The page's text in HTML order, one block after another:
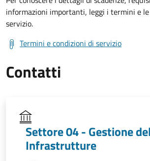
informazioni importanti, leggi i termini e
servizio.
Termini e condizioni di servizio
Contatti
Settore 04 - Gestione
Infrastrutture